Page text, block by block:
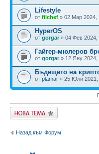
Lifestyle
от filchef » 02 Мар 2024,
HyperOS
от gorgar » 04 Фев 2024,
Гайгер-мюлеров
от gorgar » 12 Яну 2024,
Бъдещето на
от plamar » 25 Юли 2021,
Публикувай нова
тема
Назад към Форум